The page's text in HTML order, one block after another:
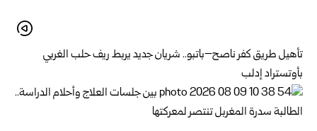
تأهيل طريق كفر ناصح–باتبو.. شريان جديد يربط ريف حلب الغربي
بأوتستراد إدلب